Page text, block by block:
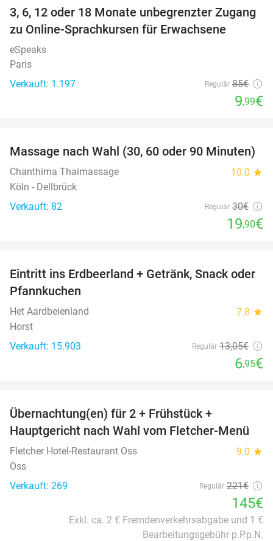
88%
3, 6, 12 oder 18 Monate unbegrenzter Zugang
zu Online-Sprachkursen für Erwachsene
eSpeaks
Paris
Verkauft: 1.197
Regulär 85€
9,99€
34%
Massage nach Wahl (30, 60 oder 90 Minuten)
Chanthima Thaimassage 10.0 star
Köln - Dellbrück
Verkauft: 82
Regulär 30€
19,90€
47%
Eintritt ins Erdbeerland + Getränk, Snack oder
Pfannkuchen
Het Aardbeienland 7.8 star
Horst
Verkauft: 15.903
Regulär 13,05€
6,95€
Übernachtung(en) für 2 + Frühstück +
Hauptgericht nach Wahl vom Fletcher-Menü
Fletcher Hotel-Restaurant Oss 9.0 star
Oss
Verkauft: 269
Regulär 221€
145€
Exkl. ca. 2 € Fremdenverkehrsabgabe und 1 €
Bearbeitungsgebühr p.P.p.N.